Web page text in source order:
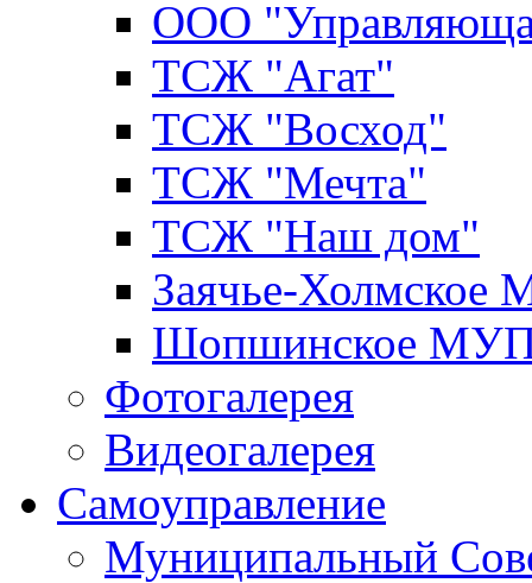
ООО
ТСЖ "Агат"
ТСЖ "Восход"
ТСЖ "Мечта"
ТСЖ "Наш дом"
Заячье-
Шопшинское
Фотогалерея
Видеогалерея
Самоуправление
Муниципальный